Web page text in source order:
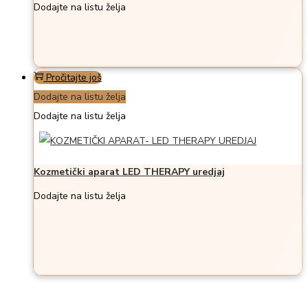
Dodajte na listu želja
Pročitajte još
Dodajte na listu želja
Dodajte na listu želja
Kozmetički aparat LED THERAPY uredjaj
Dodajte na listu želja